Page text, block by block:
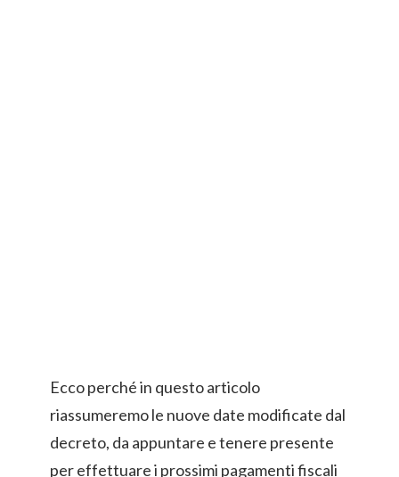
Ecco perché in questo articolo
riassumeremo le nuove date modificate dal
decreto, da appuntare e tenere presente
per effettuare i prossimi pagamenti fiscali